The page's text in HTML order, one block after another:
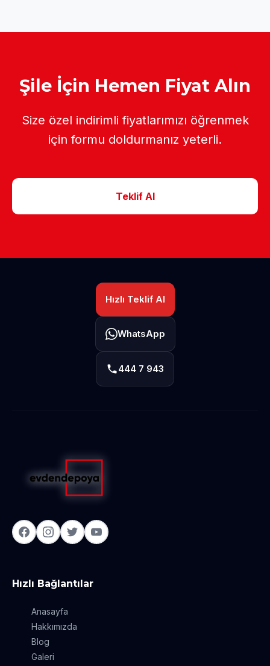
Şile İçin Hemen Fiyat Alın
Size özel indirimli fiyatlarımızı öğrenmek
için formu doldurmanız yeterli.
Teklif Al
Hızlı Teklif Al
WhatsApp
444 7 943
Hızlı Bağlantılar
Anasayfa
Hakkımızda
Blog
Galeri